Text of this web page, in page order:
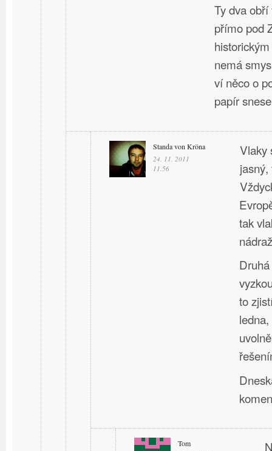
Ty dva
přímo pod
nemá
ví něco o
papír
Standa von Kröna
24. 11. 2011
11.56
Vlaky
tak
to
Tom